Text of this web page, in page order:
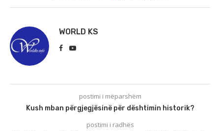
WORLD KS
postimi i mëparshëm
Kush mban përgjegjësinë për dështimin historik?
postimi i radhës